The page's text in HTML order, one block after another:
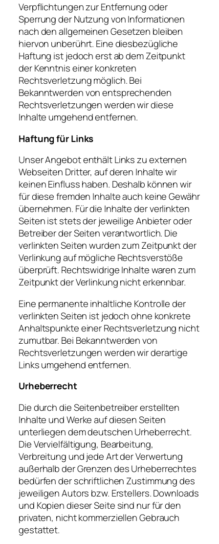
Verpflichtungen zur Entfernung oder
Sperrung der Nutzung von Informationen
nach den allgemeinen Gesetzen bleiben
hiervon unberührt. Eine diesbezügliche
Haftung ist jedoch erst ab dem Zeitpunkt
der Kenntnis einer konkreten
Rechtsverletzung möglich. Bei
Bekanntwerden von entsprechenden
Rechtsverletzungen werden wir diese
Inhalte umgehend entfernen.
Haftung für Links
Unser Angebot enthält Links zu externen
Webseiten Dritter, auf deren Inhalte wir
keinen Einfluss haben. Deshalb können wir
für diese fremden Inhalte auch keine Gewähr
übernehmen. Für die Inhalte der verlinkten
Seiten ist stets der jeweilige Anbieter oder
Betreiber der Seiten verantwortlich. Die
verlinkten Seiten wurden zum Zeitpunkt der
Verlinkung auf mögliche Rechtsverstöße
überprüft. Rechtswidrige Inhalte waren zum
Zeitpunkt der Verlinkung nicht erkennbar.
Eine permanente inhaltliche Kontrolle der
verlinkten Seiten ist jedoch ohne konkrete
Anhaltspunkte einer Rechtsverletzung nicht
zumutbar. Bei Bekanntwerden von
Rechtsverletzungen werden wir derartige
Links umgehend entfernen.
Urheberrecht
Die durch die Seitenbetreiber erstellten
Inhalte und Werke auf diesen Seiten
unterliegen dem deutschen Urheberrecht.
Die Vervielfältigung, Bearbeitung,
Verbreitung und jede Art der Verwertung
außerhalb der Grenzen des Urheberrechtes
bedürfen der schriftlichen Zustimmung des
jeweiligen Autors bzw. Erstellers. Downloads
und Kopien dieser Seite sind nur für den
privaten, nicht kommerziellen Gebrauch
gestattet.